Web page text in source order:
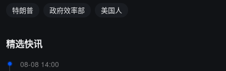
特朗普 政府效率部 美国人
精选快讯
08-08 14:00